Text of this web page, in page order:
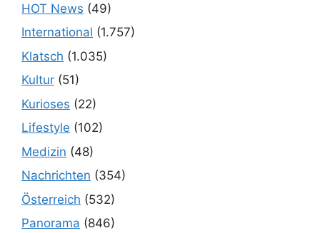
HOT News (49)
International (1.757)
Klatsch (1.035)
Kultur (51)
Kurioses (22)
Lifestyle (102)
Medizin (48)
Nachrichten (354)
Österreich (532)
Panorama (846)